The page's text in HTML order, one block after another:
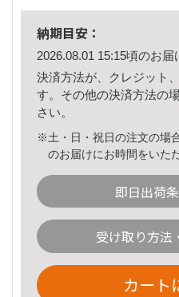
納期目安：
2026.08.01 15:15頃のお届
決済方法が、クレジット
す。その他の決済方法の
さい。
※土・日・祝日の注文の場
のお届けにお時間をいた
即日出荷
受け取り方法
カート